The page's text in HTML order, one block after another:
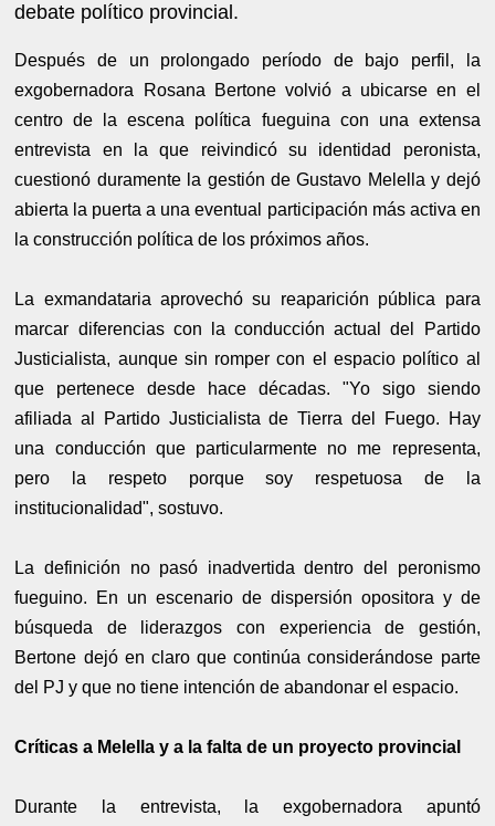
debate político provincial.
Después de un prolongado período de bajo perfil, la
exgobernadora Rosana Bertone volvió a ubicarse en el
centro de la escena política fueguina con una extensa
entrevista en la que reivindicó su identidad peronista,
cuestionó duramente la gestión de Gustavo Melella y dejó
abierta la puerta a una eventual participación más activa en
la construcción política de los próximos años.
La exmandataria aprovechó su reaparición pública para
marcar diferencias con la conducción actual del Partido
Justicialista, aunque sin romper con el espacio político al
que pertenece desde hace décadas. "Yo sigo siendo
afiliada al Partido Justicialista de Tierra del Fuego. Hay
una conducción que particularmente no me representa,
pero la respeto porque soy respetuosa de la
institucionalidad", sostuvo.
La definición no pasó inadvertida dentro del peronismo
fueguino. En un escenario de dispersión opositora y de
búsqueda de liderazgos con experiencia de gestión,
Bertone dejó en claro que continúa considerándose parte
del PJ y que no tiene intención de abandonar el espacio.
Críticas a Melella y a la falta de un proyecto provincial
Durante la entrevista, la exgobernadora apuntó